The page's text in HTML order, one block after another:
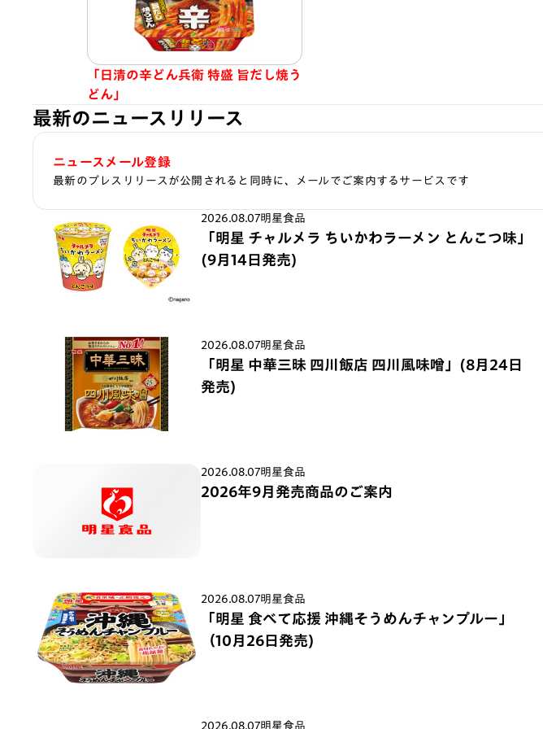
「日清の辛どん兵衛 特盛 旨だし焼う
どん」
最新のニュースリリース
ニュースメール登録
最新のプレスリリースが公開されると同時に、メールでご案内するサービスです
2026.08.07明星食品
「明星 チャルメラ ちいかわラーメン とんこつ味」
(9月14日発売)
2026.08.07明星食品
「明星 中華三昧 四川飯店 四川風味噌」(8月24日
発売)
2026.08.07明星食品
2026年9月発売商品のご案内
2026.08.07明星食品
「明星 食べて応援 沖縄そうめんチャンプルー」
（10月26日発売)
2026.08.07明星食品